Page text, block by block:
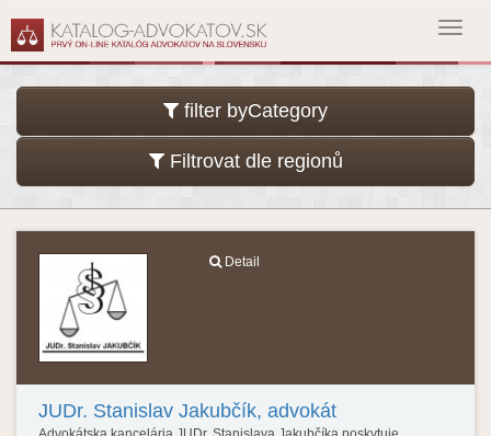
filter byCategory
Filtrovat dle regionů
Detail
JUDr. Stanislav Jakubčík, advokát